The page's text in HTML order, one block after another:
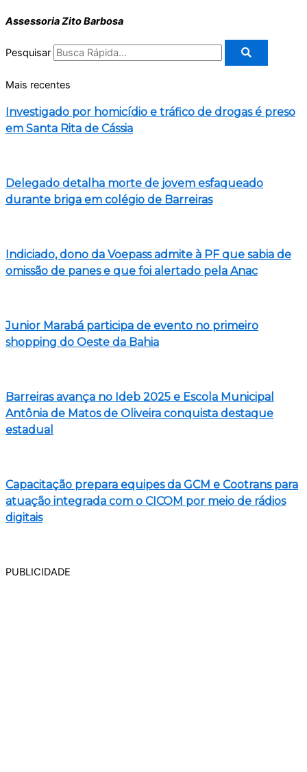
Assessoria Zito Barbosa
Pesquisar
Mais recentes
Investigado por homicídio e tráfico de drogas é preso
em Santa Rita de Cássia
Delegado detalha morte de jovem esfaqueado
durante briga em colégio de Barreiras
Indiciado, dono da Voepass admite à PF que sabia de
omissão de panes e que foi alertado pela Anac
Junior Marabá participa de evento no primeiro
shopping do Oeste da Bahia
Barreiras avança no Ideb 2025 e Escola Municipal
Antônia de Matos de Oliveira conquista destaque
estadual
Capacitação prepara equipes da GCM e Cootrans para
atuação integrada com o CICOM por meio de rádios
digitais
PUBLICIDADE